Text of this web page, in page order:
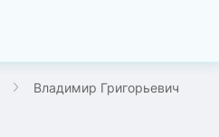
Владимир Григорьевич